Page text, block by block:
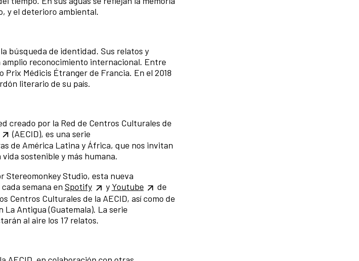
y el deterioro ambiental.
búsqueda de identidad. Sus relatos y
amplio reconocimiento internacional. Entre
Médicis Étranger de Francia. En el 2018
literario de su país.
creado por la Red de Centros Culturales de
(AECID), es una serie
de América Latina y África, que nos invitan
sostenible y más humana.
Stereomonkey Studio, esta nueva
semana en Spotify y Youtube
de
Centros Culturales de la AECID, así como de
La Antigua (Guatemala). La serie
al aire los 17 relatos.